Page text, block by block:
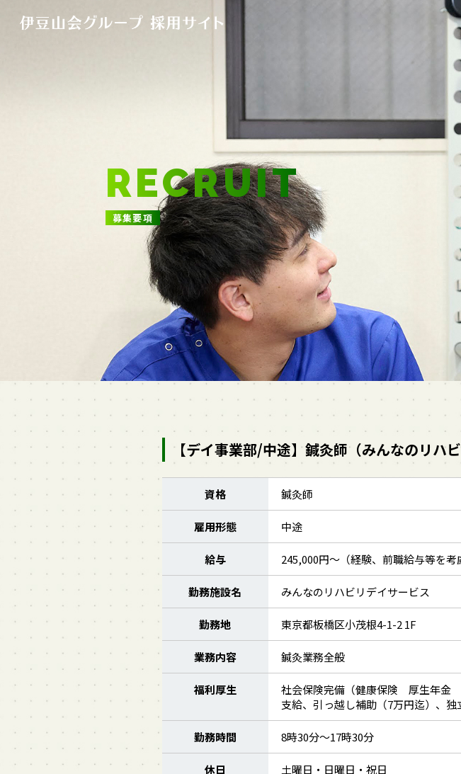
RECRUIT
募集要項
【デイ事業部/中途】鍼灸師（みんなのリハ
資格 鍼灸師
雇用形態 中途
給与 245,000円～（経験、前職給与等を考
勤務施設名 みんなのリハビリデイサービス
勤務地 東京都板橋区小茂根4-1-2 1F
業務内容 鍼灸業務全般
福利厚生
社会保険完備（健康保険 厚生年金
支給、引っ越し補助（7万円迄）、
勤務時間 8時30分～17時30分
休日 土曜日・日曜日・祝日